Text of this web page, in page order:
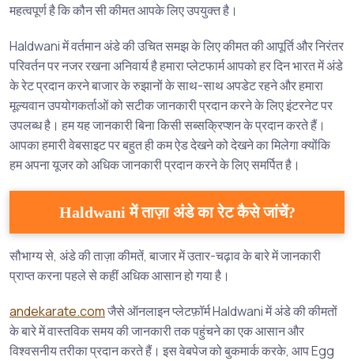
महत्वपूर्ण है कि कौन सी कीमत आपके लिए उपयुक्त है।
Haldwani में वर्तमान अंडे की उचित समझ के लिए कीमत की आपूर्ति और निरंतर
परिवर्तन पर नजर रखना अनिवार्य है हमारा प्लेटफार्म आपको हर दिन भारत में अंडे
के रेट प्रदान करने बाजार के रुझानों के साथ-साथ अपडेट रहने और हमारा
मूल्यवान उपयोगकर्ताओं को सटीक जानकारी प्रदान करने के लिए इंटरनेट पर
उपलब्ध है। हम यह जानकारी बिना किसी सब्सक्रिप्शन के प्रदान करते हैं।
आपका हमारी वेबसाइट पर बहुत ही कम ऐड देखने को देखने का मिलेगा क्योंकि
हम अपना यूजर को अधिक जानकारी प्रदान करने के लिए समर्पित है।
Haldwani में ताज़ा अंडे का रेट कैसे जांचें?
सौभाग्य से, अंडे की ताज़ा कीमतें, बाजार में उतार-चढ़ाव के बारे में जानकारी
प्राप्त करना पहले से कहीं अधिक आसान हो गया है।
andekarate.comजैसे ऑनलाइन प्लेटफ़ॉर्म Haldwani में अंडे की कीमतों
के बारे में वास्तविक समय की जानकारी तक पहुंचने का एक आसान और
विश्वसनीय तरीका प्रदान करते हैं। इस वेबपेज को बुकमार्क करके, आप Egg